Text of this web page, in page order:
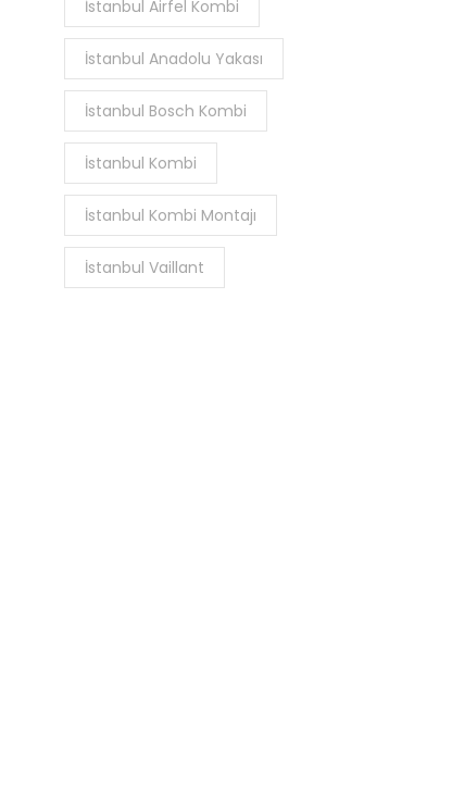
İstanbul Airfel Kombi
İstanbul Anadolu Yakası
İstanbul Bosch Kombi
İstanbul Kombi
İstanbul Kombi Montajı
İstanbul Vaillant